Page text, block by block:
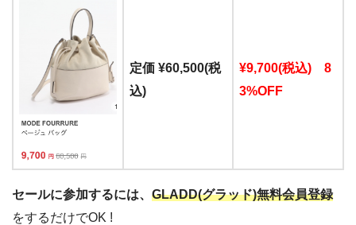
定価 ¥60,500(税
込)
¥9,700(税込) 8
3%OFF
セールに参加するには、 GLADD(グラッド)無料会員登録
をするだけでOK !